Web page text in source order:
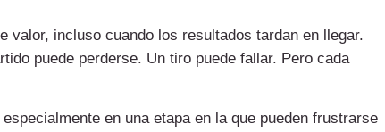
valor, incluso cuando los resultados tardan en llegar.
puede perderse. Un tiro puede fallar. Pero cada
en una etapa en la que pueden frustrarse